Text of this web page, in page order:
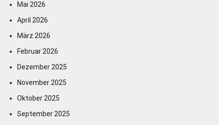
Mai 2026
April 2026
März 2026
Februar 2026
Dezember 2025
November 2025
Oktober 2025
September 2025